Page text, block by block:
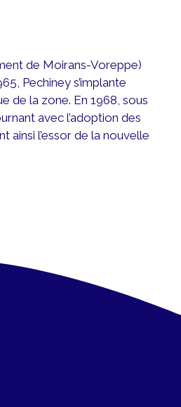
de Moirans-Voreppe)
Pechiney s’implante
de la zone. En 1968, sous
avec l’adoption des
ainsi l’essor de la nouvelle